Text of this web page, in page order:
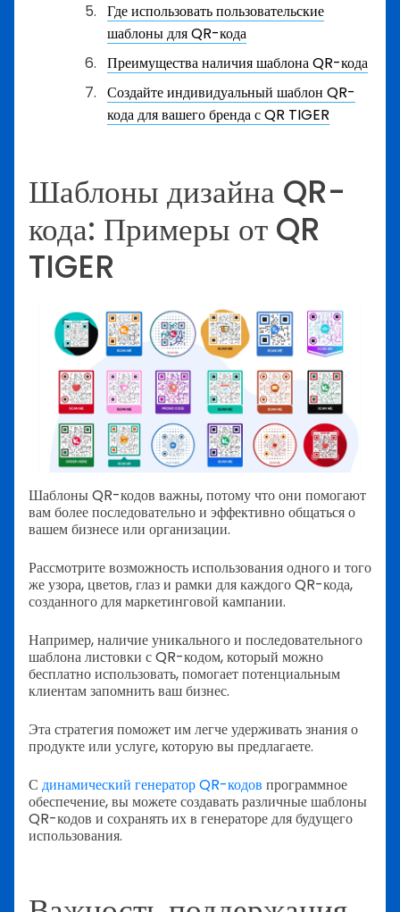
Где использовать пользовательские
шаблоны для QR-кода
Преимущества наличия шаблона QR-кода
Создайте индивидуальный шаблон QR-
кода для вашего бренда с QR TIGER
Шаблоны дизайна QR-
кода: Примеры от QR
TIGER
Шаблоны QR-кодов важны, потому что они помогают
вам более последовательно и эффективно общаться о
вашем бизнесе или организации.
Рассмотрите возможность использования одного и того
же узора, цветов, глаз и рамки для каждого QR-кода,
созданного для маркетинговой кампании.
Например, наличие уникального и последовательного
шаблона листовки с QR-кодом, который можно
бесплатно использовать, помогает потенциальным
клиентам запомнить ваш бизнес.
Эта стратегия поможет им легче удерживать знания о
продукте или услуге, которую вы предлагаете.
С динамический генератор QR-кодов программное
обеспечение, вы можете создавать различные шаблоны
QR-кодов и сохранять их в генераторе для будущего
использования.